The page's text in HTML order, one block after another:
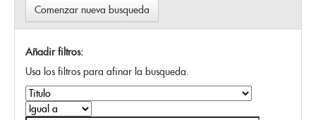
Comenzar nueva busqueda
Añadir filtros:
Usa los filtros para afinar la busqueda.